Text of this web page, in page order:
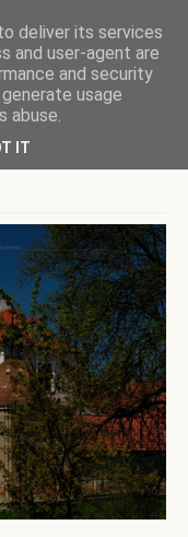
deliver its services
and user-agent are
and security
usage
abuse.
IT